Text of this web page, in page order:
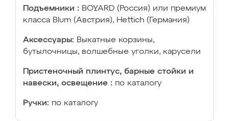
Подъемники : BOYARD (Россия) или премиум
класса Blum (Австрия), Hettich (Германия)
Аксессуары: Выкатные корзины,
бутылочницы, волшебные уголки, карусели
Пристеночный плинтус, барные стойки и
навески, освещение : по каталогу
Ручки: по каталогу